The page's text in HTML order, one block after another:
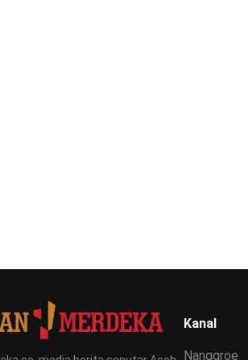
Kanal
Nanggroe